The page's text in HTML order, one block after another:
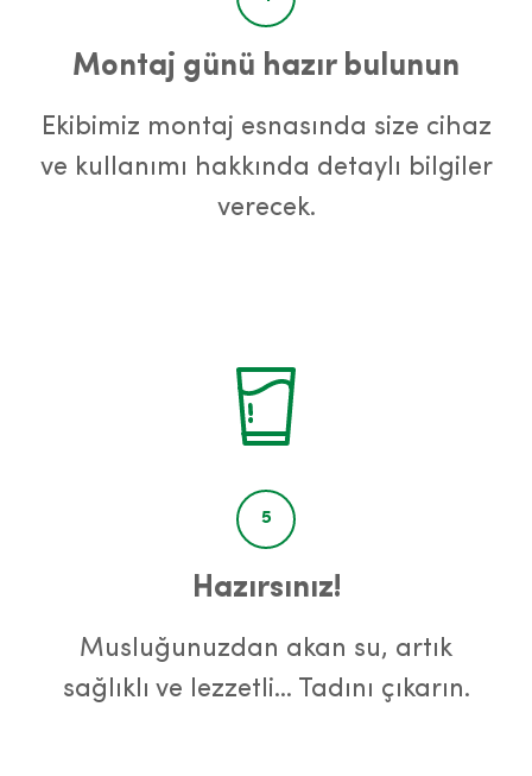
Montaj günü hazır bulunun
Ekibimiz montaj esnasında size cihaz
ve kullanımı hakkında detaylı bilgiler
verecek.
5
Hazırsınız!
Musluğunuzdan akan su, artık
sağlıklı ve lezzetli… Tadını çıkarın.